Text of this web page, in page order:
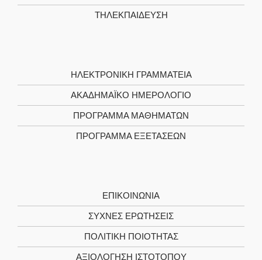
ΤΗΛΕΚΠΑΊΔΕΥΣΗ
ΗΛΕΚΤΡΟΝΙΚΉ ΓΡΑΜΜΑΤΕΊΑ
ΑΚΑΔΗΜΑΪΚΌ ΗΜΕΡΟΛΌΓΙΟ
ΠΡΌΓΡΑΜΜΑ ΜΑΘΗΜΆΤΩΝ
ΠΡΌΓΡΑΜΜΑ ΕΞΕΤΆΣΕΩΝ
ΕΠΙΚΟΙΝΩΝΊΑ
ΣΥΧΝΕΣ ΕΡΩΤΗΣΕΙΣ
ΠΟΛΙΤΙΚΉ ΠΟΙΌΤΗΤΑΣ
ΑΞΙΟΛΌΓΗΣΗ ΙΣΤΌΤΟΠΟΥ